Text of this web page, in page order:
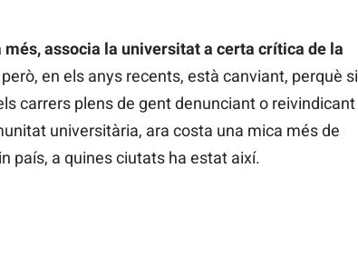
més, associa la universitat a certa crítica de la
en els anys recents, està canviant, perquè si
carrers plens de gent denunciant o reivindicant
universitària, ara costa una mica més de
país, a quines ciutats ha estat així.